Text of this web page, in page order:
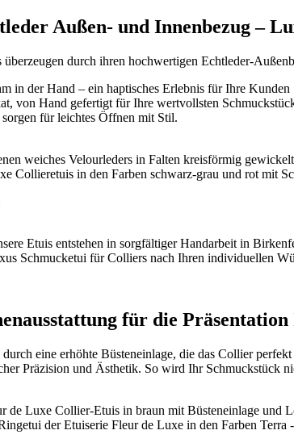
Außen- und Innenbezug –
durch ihren hochwertigen Echtleder-
in der Hand – ein haptisches Erlebnis für Ihre Kunden
von Hand gefertigt für Ihre wertvollsten
für leichtes Öffnen mit Stil.
Etuis entstehen in sorgfältiger Handarbeit in
Schmucketui für Colliers nach Ihren individuellen
für die
eine erhöhte Büsteneinlage, die das Collier
Präzision und Ästhetik. So wird Ihr Schmuckstück